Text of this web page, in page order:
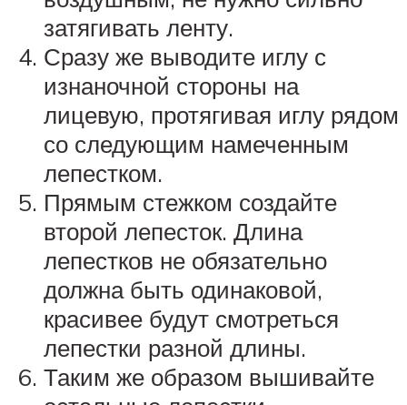
затягивать ленту.
Сразу же выводите иглу с
изнаночной стороны на
лицевую, протягивая иглу рядом
со следующим намеченным
лепестком.
Прямым стежком создайте
второй лепесток. Длина
лепестков не обязательно
должна быть одинаковой,
красивее будут смотреться
лепестки разной длины.
Таким же образом вышивайте